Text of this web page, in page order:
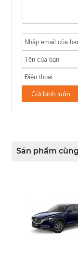
Gửi bình luận
Sản phẩm